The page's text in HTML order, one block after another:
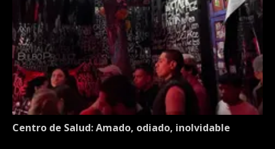
Centro de Salud: Amado, odiado, inolvidable